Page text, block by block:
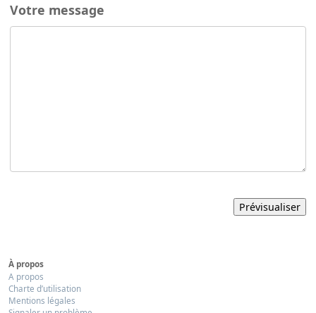
Votre message
À propos
A propos
Charte d’utilisation
Mentions légales